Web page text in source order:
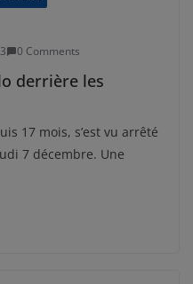
0 Comments
derrière les
17 mois, s’est vu arrêté
7 décembre. Une